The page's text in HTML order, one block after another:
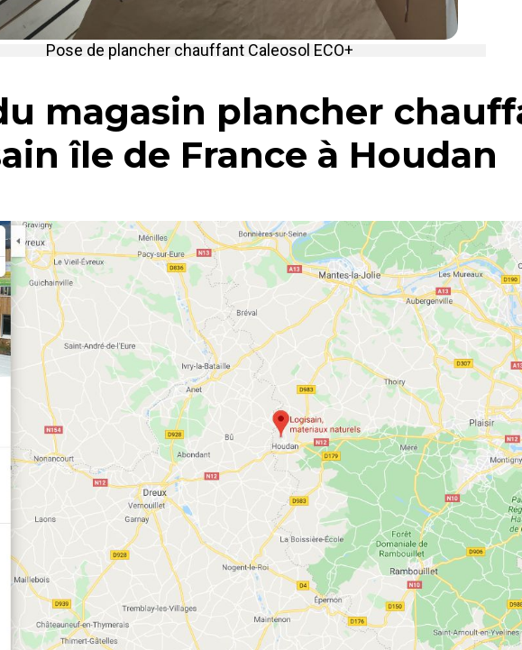
Pose de plancher chauffant Caleosol ECO+
magasin plancher
île de France à Houdan